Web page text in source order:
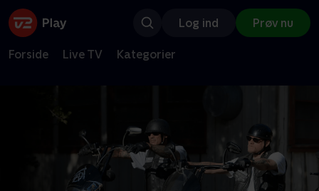
Log ind Prøv nu
Forside Live TV Kategorier